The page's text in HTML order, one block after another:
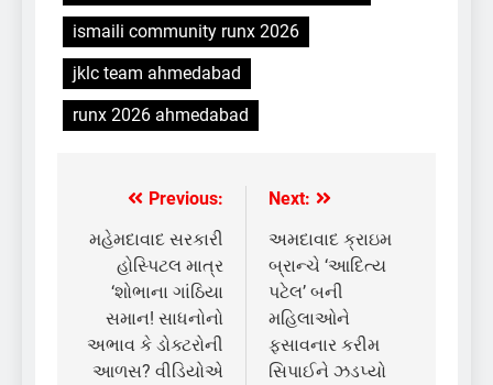
ismaili community runx 2026
jklc team ahmedabad
runx 2026 ahmedabad
Post
navigation
Previous:
મહેમદાવાદ સરકારી
હોસ્પિટલ માત્ર
‘શોભાના ગાંઠિયા
સમાન! સાધનોનો
અભાવ કે ડોક્ટરોની
આળસ? વીડિયોએ
Next:
અમદાવાદ ક્રાઇમ
બ્રાન્ચે ‘આદિત્ય
પટેલ’ બની
મહિલાઓને
ફસાવનાર કરીમ
સિપાઈને ઝડપ્યો